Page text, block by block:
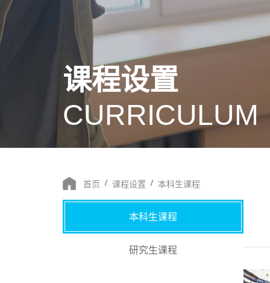
课程设置
CURRICULUM
首页 / 课程设置 / 本科生课程
本科生课程
研究生课程